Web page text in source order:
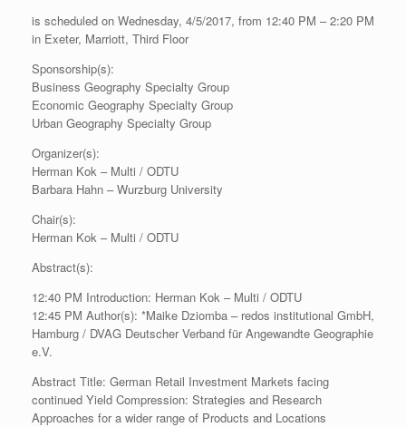
is scheduled on Wednesday, 4/5/2017, from 12:40 PM – 2:20 PM
in Exeter, Marriott, Third Floor
Sponsorship(s):
Business Geography Specialty Group
Economic Geography Specialty Group
Urban Geography Specialty Group
Organizer(s):
Herman Kok – Multi / ODTU
Barbara Hahn – Wurzburg University
Chair(s):
Herman Kok – Multi / ODTU
Abstract(s):
12:40 PM Introduction: Herman Kok – Multi / ODTU
12:45 PM Author(s): *Maike Dziomba – redos institutional GmbH,
Hamburg / DVAG Deutscher Verband für Angewandte Geographie
e.V.
Abstract Title: German Retail Investment Markets facing
continued Yield Compression: Strategies and Research
Approaches for a wider range of Products and Locations